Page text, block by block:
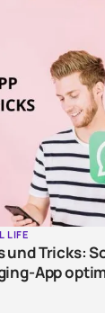
LIFE
und Tricks:
App